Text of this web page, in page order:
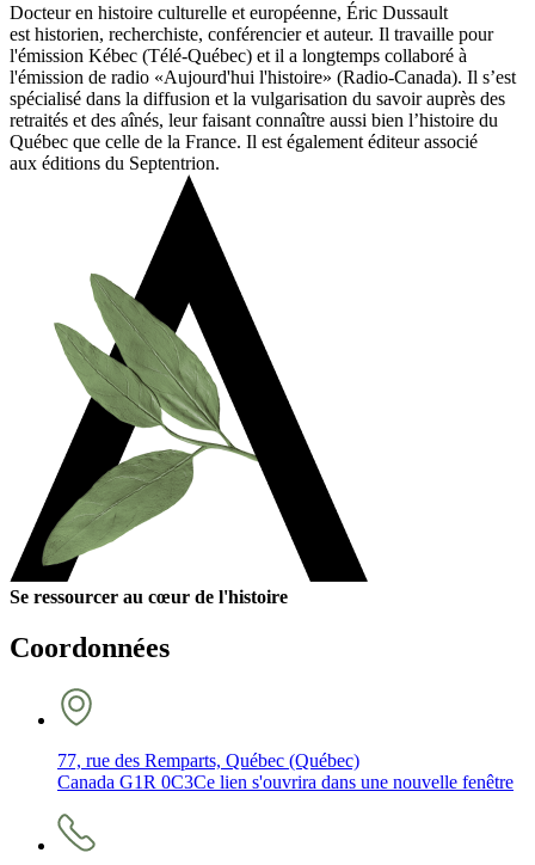
Docteur en histoire culturelle et européenne, Éric Dussault
est historien, recherchiste, conférencieret auteur. Il travaille pour
l'émission Kébec (Télé-Québec) et il a longtemps collaboré à
l'émission de radio «Aujourd'hui l'histoire» (Radio-Canada). Il s’est
spécialisé dans la diffusion et la vulgarisation du savoir auprès des
retraités et des aînés, leur faisant connaître aussi bien l’histoire du
Québec que celle de la France. Il est également éditeur associé
aux éditions du Septentrion.
Se ressourcer au cœur de l'histoire
Coordonnées
77, rue des Remparts, Québec (Québec)
Canada G1R 0C3Ce lien s'ouvrira dans une nouvelle fenêtre